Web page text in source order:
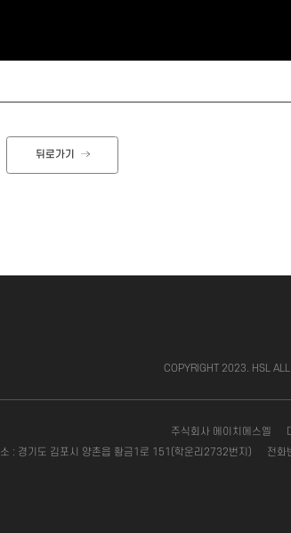
뒤로가기
COPYRIGHT 2023. HSL ALL
주식회사 에이치에스엘
: 경기도 김포시 양촌읍 황금1로 151(학운리2732번지)
전화